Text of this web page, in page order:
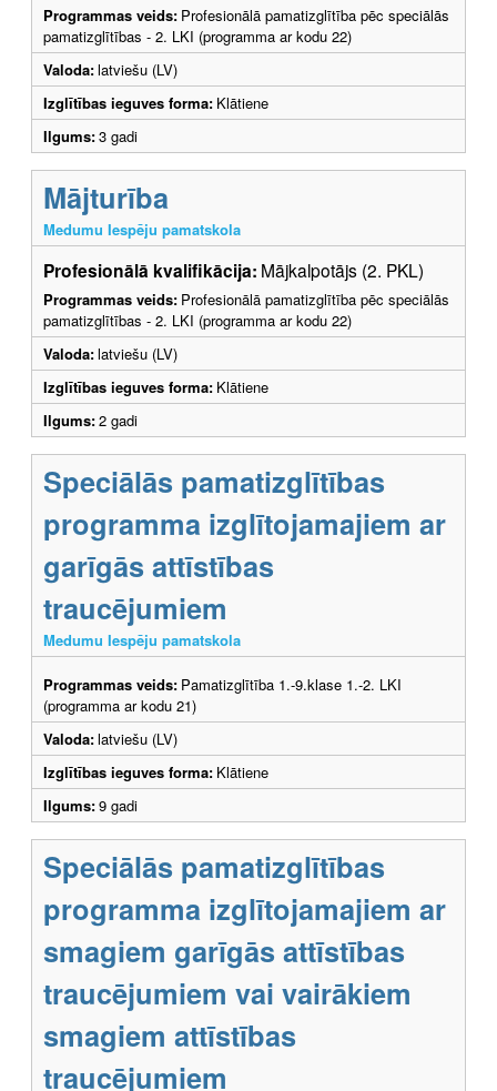
Programmas veids: Profesionālā pamatizglītība pēc speciālās
pamatizglītības - 2. LKI (programma ar kodu 22)
Valoda:latviešu (LV)
Izglītības ieguves forma: Klātiene
Ilgums:3 gadi
Mājturība
Medumu Iespēju pamatskola
Profesionālā kvalifikācija: Mājkalpotājs (2. PKL)
Programmas veids: Profesionālā pamatizglītība pēc speciālās
pamatizglītības - 2. LKI (programma ar kodu 22)
Valoda:latviešu (LV)
Izglītības ieguves forma: Klātiene
Ilgums:2 gadi
Speciālās pamatizglītības
programma izglītojamajiem ar
garīgās attīstības
traucējumiem
Medumu Iespēju pamatskola
Programmas veids: Pamatizglītība 1.-9.klase 1.-2. LKI
(programma ar kodu 21)
Valoda:latviešu (LV)
Izglītības ieguves forma: Klātiene
Ilgums:9 gadi
Speciālās pamatizglītības
programma izglītojamajiem ar
smagiem garīgās attīstības
traucējumiem vai vairākiem
smagiem attīstības
traucējumiem